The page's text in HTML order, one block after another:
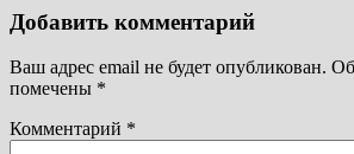
Добавить комментарий
Ваш адрес email не будет опубликован.
помечены *
Комментарий *